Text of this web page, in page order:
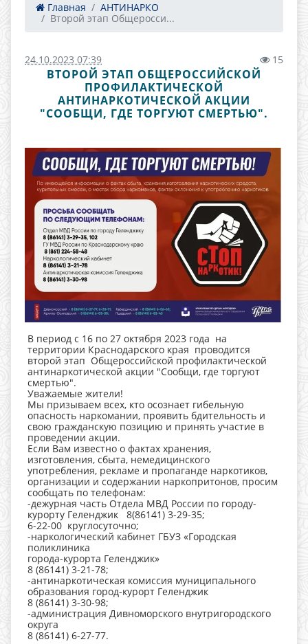
Главная
АНТИНАРКО
Второй этап Общеросси...
24.10.2023 07:39 15
ВТОРОЙ ЭТАП ОБЩЕРОССИЙСКОЙ
ПРОФИЛАКТИЧЕСКОЙ
АНТИНАРКОТИЧЕСКОЙ АКЦИИ
"СООБЩИ, ГДЕ ТОРГУЮТ СМЕРТЬЮ".
В период с 16 по 27 октября 2023 года на
территории Краснодарского края проводится
второй этап Общероссийской профилактической
антинаркотической акции "Сообщи, где торгуют
смертью".
Уважаемые жители!
Мы призываем всех, кто осознает гибельную
опасность наркомании, проявить бдительность и
свою гражданскую позицию и принять участие в
проведении акции.
Если Вам известно о фактах хранения,
изготовления, сбыта, немедицинского
употребления, рекламе и пропаганде наркотиков,
организации и содержании наркопритонов, просим
сообщать по телефонам:
-дежурная часть Отдела МВД России по городу-
курорту Геленджик 8(86141) 3-29-35;
6-22-00 круглосуточно;
-наркологический кабинет ГБУЗ «Городская
поликлиника
города-курорта Геленджик»
8 (86141) 3-21-78;
-антинаркотическая комиссия муниципального
образования город-курорт Геленджик
8 (86141) 3-30-98;
-администрация Дивноморского внутригородского
округа
8 (86141) 6-27-77.